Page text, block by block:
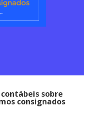
sobre
consignados